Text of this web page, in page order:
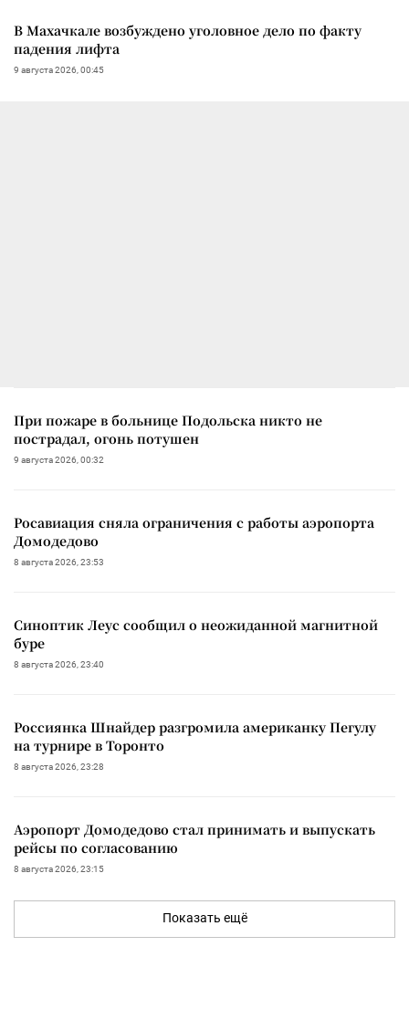
В Махачкале возбуждено уголовное дело по факту
падения лифта
9 августа 2026, 00:45
При пожаре в больнице Подольска никто не
пострадал, огонь потушен
9 августа 2026, 00:32
Росавиация сняла ограничения с работы аэропорта
Домодедово
8 августа 2026, 23:53
Синоптик Леус сообщил о неожиданной магнитной
буре
8 августа 2026, 23:40
Россиянка Шнайдер разгромила американку Пегулу
на турнире в Торонто
8 августа 2026, 23:28
Аэропорт Домодедово стал принимать и выпускать
рейсы по согласованию
8 августа 2026, 23:15
Показать ещё